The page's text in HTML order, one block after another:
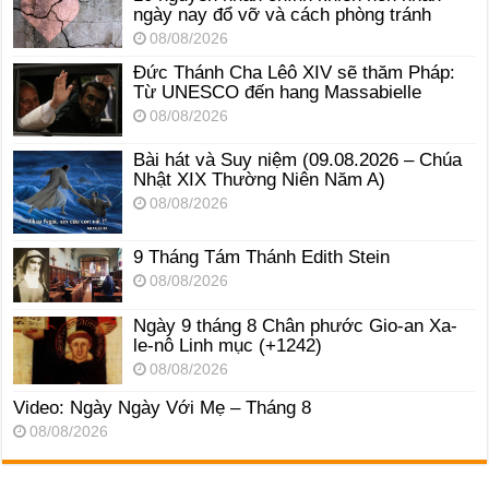
ngày nay đổ vỡ và cách phòng tránh
08/08/2026
Đức Thánh Cha Lêô XIV sẽ thăm Pháp:
Từ UNESCO đến hang Massabielle
08/08/2026
Bài hát và Suy niệm (09.08.2026 – Chúa
Nhật XIX Thường Niên Năm A)
08/08/2026
9 Tháng Tám Thánh Edith Stein
08/08/2026
Ngày 9 tháng 8 Chân phước Gio-an Xa-
le-nô Linh mục (+1242)
08/08/2026
Video: Ngày Ngày Với Mẹ – Tháng 8
08/08/2026